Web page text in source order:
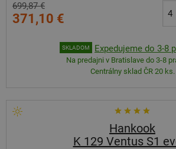
699,87 €
371,10 €
SKLADOM Expedujeme do 3-8
Na predajni v Bratislave do 3-8
Centrálny sklad ČR 20 ks.
Hankook
K 129 Ventus S1